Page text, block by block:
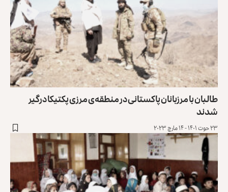
طالبان با مرزبانان پاکستانی در منطقه‌ی مرزی پکتیکا درگیر
شدند
۲۳ حوت ۱۴۰۱ - ۱۴ مارچ ۲۰۲۳